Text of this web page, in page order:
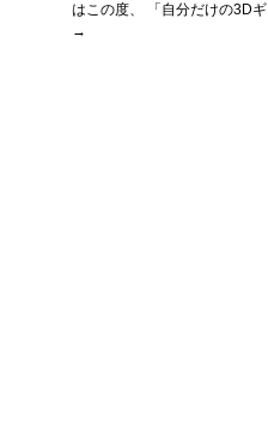
はこの度、 「自分だけの3D
→